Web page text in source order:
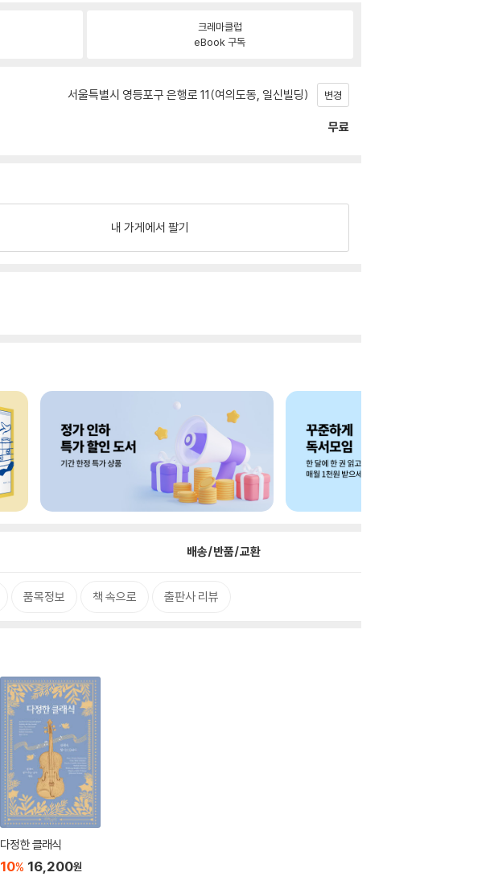
크레마클럽
eBook 구독
서울특별시 영등포구 은행로 11(여의도동, 일신빌딩) 변경
무료
내 가게에서 팔기
배송/반품/교환
품목정보 책 속으로 출판사 리뷰
다정한 클래식
10% 16,200원